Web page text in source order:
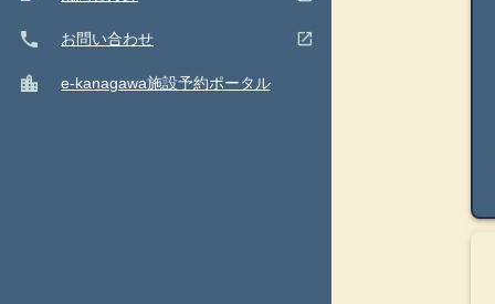
phone お問い合わせ open_in_new
location_city e-kanagawa施設予約ポータル